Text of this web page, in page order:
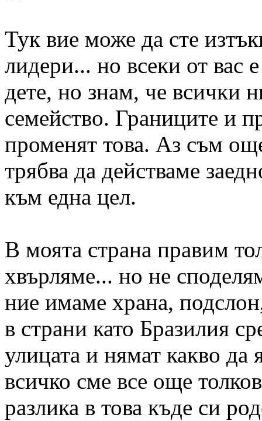
Тук вие може да сте
лидери... но всеки от вас
дете, но знам, че всички
семейство. Границите и
променят това. Аз съм
трябва да действаме
към една цел.
В моята страна правим
хвърляме... но не
ние имаме храна,
в страни като Бразилия
улицата и нямат какво
всичко сме все още
разлика в това къде си